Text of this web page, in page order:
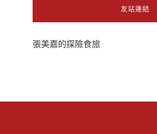
友站連結
張美嘉的探險食旅